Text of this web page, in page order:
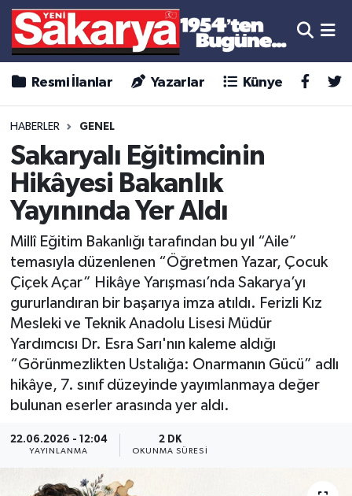
Resmi İlanlar Yazarlar Künye
HABERLER GENEL
Sakaryalı Eğitimcinin
Hikâyesi Bakanlık
Yayınında Yer Aldı
Millî Eğitim Bakanlığı tarafından bu yıl “Aile”
temasıyla düzenlenen “Öğretmen Yazar, Çocuk
Çiçek Açar” Hikâye Yarışması’nda Sakarya’yı
gururlandıran bir başarıya imza atıldı. Ferizli Kız
Mesleki ve Teknik Anadolu Lisesi Müdür
Yardımcısı Dr. Esra Sarı'nın kaleme aldığı
“Görünmezlikten Ustalığa: Onarmanın Gücü” adlı
hikâye, 7. sınıf düzeyinde yayımlanmaya değer
bulunan eserler arasında yer aldı.
22.06.2026 - 12:04
YAYINLANMA
2 DK
OKUNMA SÜRESI